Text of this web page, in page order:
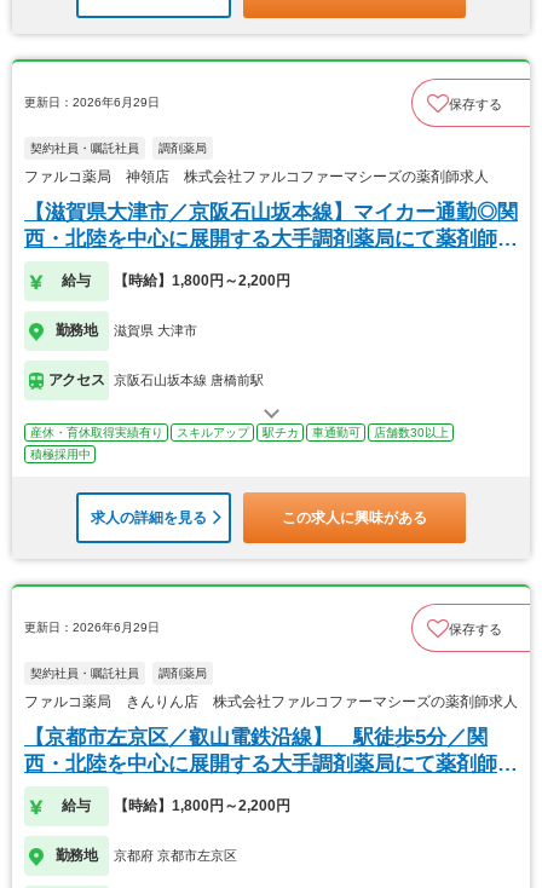
更新日：2026年6月29日 保存する
契約社員・嘱託社員 調剤薬局
ファルコ薬局 神領店 株式会社ファルコファーマシーズの薬剤師求人
【滋賀県大津市／京阪石山坂本線】マイカー通勤◎関
西・北陸を中心に展開する大手調剤薬局にて薬剤師の
募集
給与 【時給】1,800円～2,200円
勤務地 滋賀県 大津市
アクセス 京阪石山坂本線 唐橋前駅
産休・育休取得実績有り スキルアップ 駅チカ 車通勤可
店舗数30以上
積極採用中
求人の詳細を見る この求人に興味がある
更新日：2026年6月29日 保存する
契約社員・嘱託社員 調剤薬局
ファルコ薬局 きんりん店 株式会社ファルコファーマシーズの薬剤師求人
【京都市左京区／叡山電鉄沿線】 駅徒歩5分／関
西・北陸を中心に展開する大手調剤薬局にて薬剤師の
募集
給与 【時給】1,800円～2,200円
勤務地 京都府 京都市左京区